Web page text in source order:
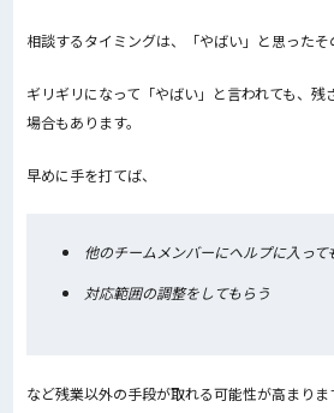
相談するタイミングは、「やばい」と思ったそ
ギリギリになって「やばい」と言われても、
場合もあります。
早めに手を打てば、
他のチームメンバーにヘルプに入って
対応範囲の調整をしてもらう
など残業以外の手段が取れる可能性が高まりま